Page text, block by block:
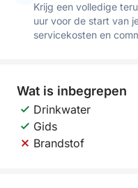
Krijg een volledige
uur voor de start van
servicekosten en
Wat is inbegrepen
Drinkwater
Gids
Brandstof